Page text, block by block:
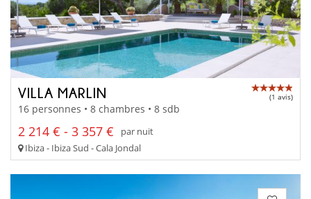
VILLA MARLIN (1 avis)
16 personnes • 8 chambres • 8 sdb
2 214 € - 3 357 €
par nuit
Ibiza - Ibiza Sud - Cala Jondal